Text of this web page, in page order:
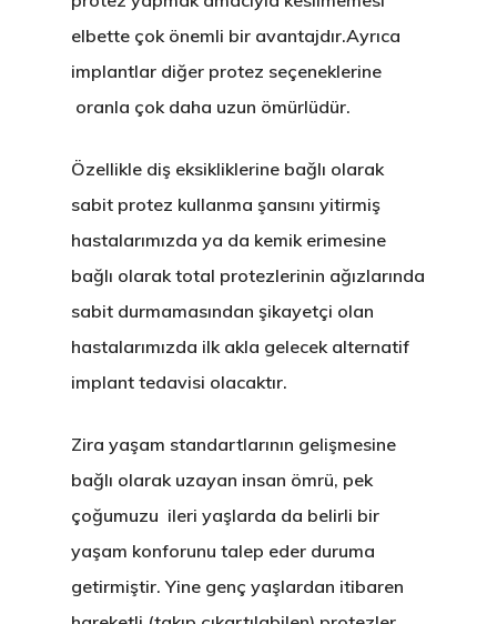
elbette çok önemli bir avantajdır.Ayrıca
implantlar diğer protez seçeneklerine
oranla çok daha uzun ömürlüdür.
Özellikle diş eksikliklerine bağlı olarak
sabit protez kullanma şansını yitirmiş
hastalarımızda ya da kemik erimesine
bağlı olarak total protezlerinin ağızlarında
sabit durmamasından şikayetçi olan
hastalarımızda ilk akla gelecek alternatif
implant tedavisi olacaktır.
Zira yaşam standartlarının gelişmesine
bağlı olarak uzayan insan ömrü, pek
çoğumuzu ileri yaşlarda da belirli bir
yaşam konforunu talep eder duruma
getirmiştir. Yine genç yaşlardan itibaren